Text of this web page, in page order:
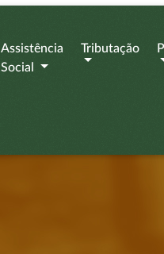
Assistência
Social
Tributação